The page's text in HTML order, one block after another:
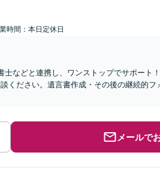
時間：本日定休日
士などと連携し、ワンストップでサポート
ください。遺言書作成・その後の継続的フ
メールで